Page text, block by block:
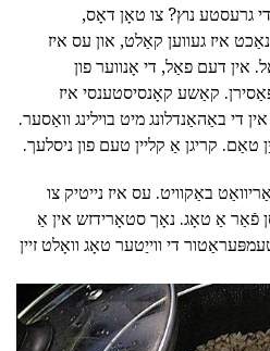
גרעסטע נוץ? צו טאָן דאָס,
איז געווען קאַלט, און עס איז
אין דעם פאַל, די אָנווער פון
פּאַסירן. קאַשע קאָנסיסטענסי איז
די באַהאַנדלונג מיט בוילינג וואַסער.
טאַם. קריגן אַ קליין טעם פון ניסלעך.
באַקוויט. עס איז נייטיק צו
פֿאַר אַ טאָג. נאָך סטאָרידזש אין אַ
די ווייַטער טאָג וואָלט זיין